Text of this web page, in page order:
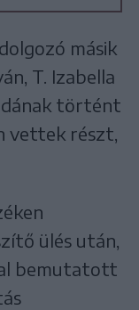
másik
T. Izabella
történt
vettek részt,
ülés után,
bemutatott